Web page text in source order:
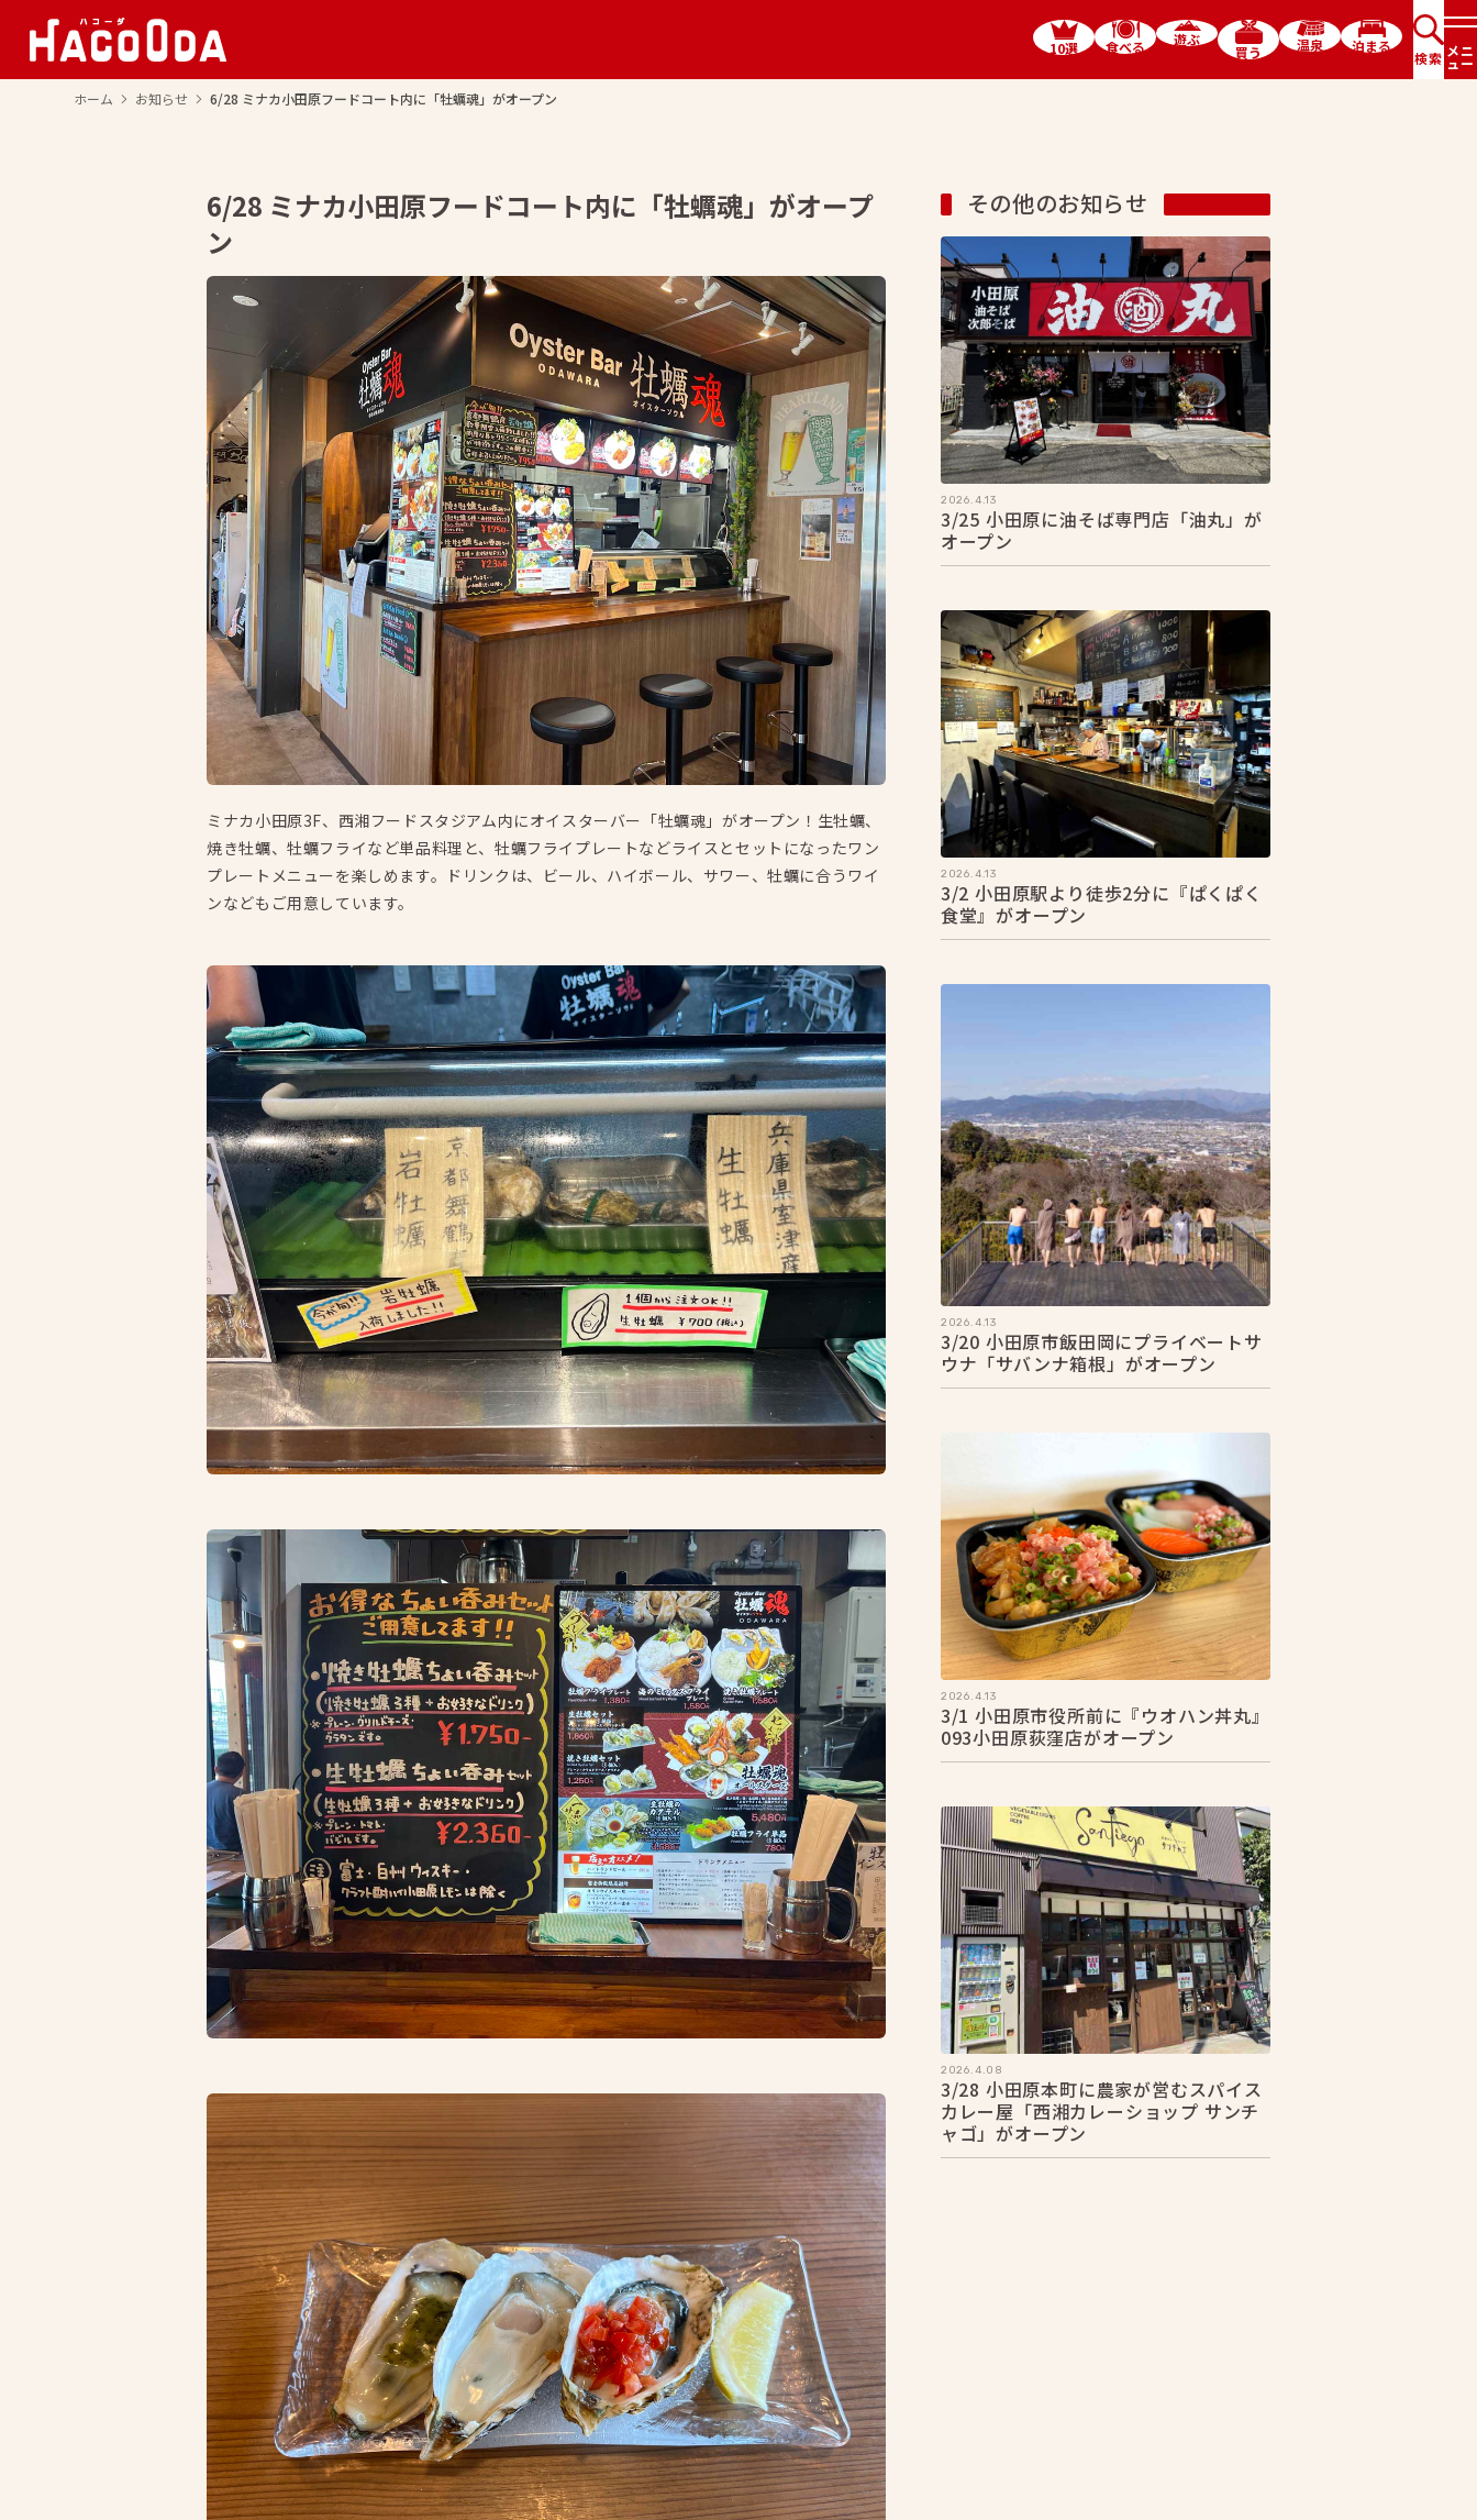
10選 食べる 遊ぶ
買う 温泉 泊まる
検索 メニ
ュー
ホーム
arrow_forward_ios お知らせ arrow_forward_ios 6/28 ミナカ小田原フードコート内に「牡蠣魂」がオープン
6/28 ミナカ小田原フードコート内に「牡蠣魂」がオープ
ン
ミナカ小田原3F、西湘フードスタジアム内にオイスターバー「牡蠣魂」がオープン！生牡蠣、
焼き牡蠣、牡蠣フライなど単品料理と、牡蠣フライプレートなどライスとセットになったワン
プレートメニューを楽しめます。ドリンクは、ビール、ハイボール、サワー、牡蠣に合うワイ
ンなどもご用意しています。
その他のお知らせ
2026.4.13
3/25 小田原に油そば専門店「油丸」が
オープン
2026.4.13
3/2 小田原駅より徒歩2分に『ぱくぱく
食堂』がオープン
2026.4.13
3/20 小田原市飯田岡にプライベートサ
ウナ「サバンナ箱根」がオープン
2026.4.13
3/1 小田原市役所前に『ウオハン丼丸』
093小田原荻窪店がオープン
2026.4.08
3/28 小田原本町に農家が営むスパイス
カレー屋「西湘カレーショップ サンチ
ャゴ」がオープン